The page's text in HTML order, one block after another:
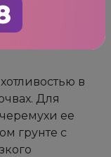
а листва
и станет
в
Для
ее
грунте с